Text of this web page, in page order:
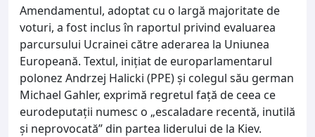
Amendamentul, adoptat cu o largă majoritate de
voturi, a fost inclus în raportul privind evaluarea
parcursului Ucrainei către aderarea la Uniunea
Europeană. Textul, inițiat de europarlamentarul
polonez Andrzej Halicki (PPE) și colegul său german
Michael Gahler, exprimă regretul față de ceea ce
eurodeputații numesc o „escaladare recentă, inutilă
și neprovocată” din partea liderului de la Kiev.